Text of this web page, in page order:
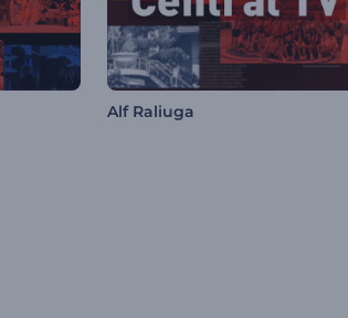
Alf Raliuga